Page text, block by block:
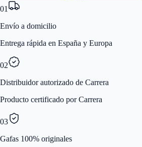
01
Envío a domicilio
Entrega rápida en España y Europa
02
Distribuidor autorizado de Carrera
Producto certificado por Carrera
03
Gafas 100% originales